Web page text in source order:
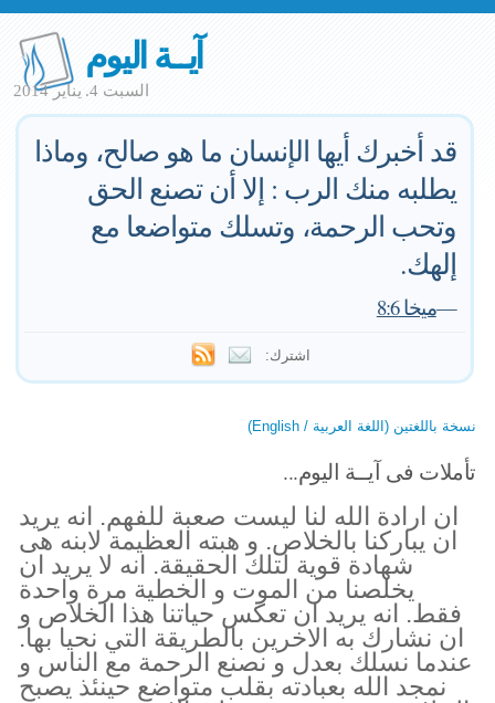
آيــة اليوم
السبت 4. يناير 2014
قد أخبرك أيها الإنسان ما هو صالح، وماذا
يطلبه منك الرب : إلا أن تصنع الحق
وتحب الرحمة، وتسلك متواضعا مع
إلهك.
—ميخا 8:6
اشترك:
نسخة باللغتين (اللغة العربية / English)
تأملات فى آيــة اليوم...
ان ارادة الله لنا ليست صعبة للفهم. انه يريد
ان يباركنا بالخلاص. و هبته العظيمة لابنه هى
شهادة قوية لتلك الحقيقة. انه لا يريد ان
يخلصنا من الموت و الخطية مرة واحدة
فقط. انه يريد ان تعكس حياتنا هذا الخلاص و
ان نشارك به الاخرين بالطريقة التي نحيا بها.
عندما نسلك بعدل و نصنع الرحمة مع الناس و
نمجد الله بعبادته بقلب متواضع حينئذ يصبح